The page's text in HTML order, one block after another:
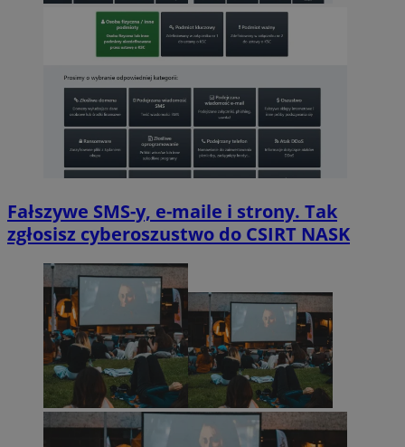
Fałszywe SMS-y, e-maile i strony. Tak
zgłosisz cyberoszustwo do CSIRT NASK